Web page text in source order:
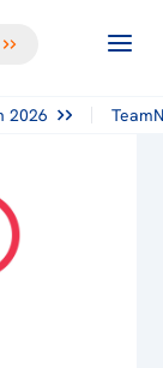
2026